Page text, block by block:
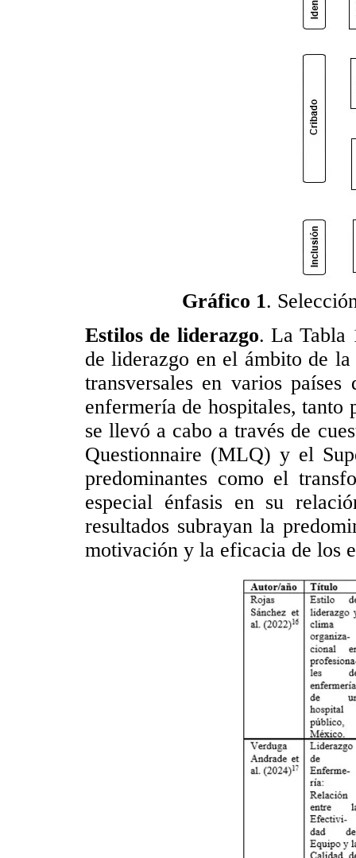
Gráfico 1.
Estilos de liderazgo. La Tabla
de liderazgo en el ámbito de
transversales en varios
enfermería de hospitales,
se llevó a cabo a través de
Questionnaire (MLQ) y el
predominantes como el
especial énfasis en su
resultados subrayan la
motivación y la eficacia de los